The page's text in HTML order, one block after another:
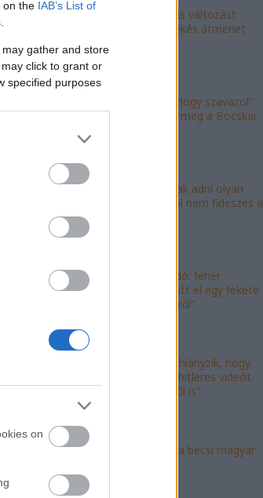
on the IAB’s List of
gather and store
click to grant or
specified purposes
on
"Kokó radikális változást
akart, én a békés átmenet
"Köszönöm, hogy szavazol" -
molinó jelent meg a Bocskai
"Lóf.szt fognak adni olyan
területre, ahol nem fideszes a
"Magyar híradó: fehér
gyereket lopott el egy fekete
férfi az erkélyről"
"Már csak az hiányzik, hogy
valami idióta hitleres videót
csináljon ebből is"
"Mély torok" a bécsi magyar